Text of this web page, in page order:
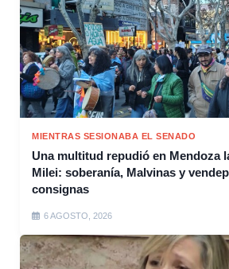
MIENTRAS SESIONABA EL SENADO
Una multitud repudió en Mendoza
Milei: soberanía, Malvinas y
consignas
6 AGOSTO, 2026